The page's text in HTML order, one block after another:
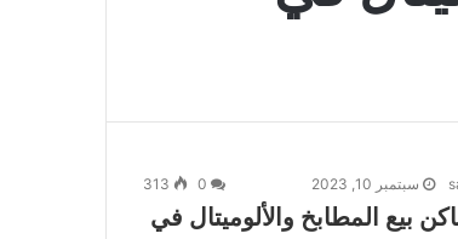
سبتمبر 10, 2023 313
بيع المطابخ والألوميتال في